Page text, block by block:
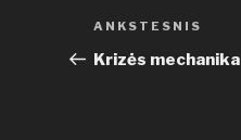
Navigacija
tarp
Ankstesnis
įrašas
ANKSTESNIS
Krizės mechanika